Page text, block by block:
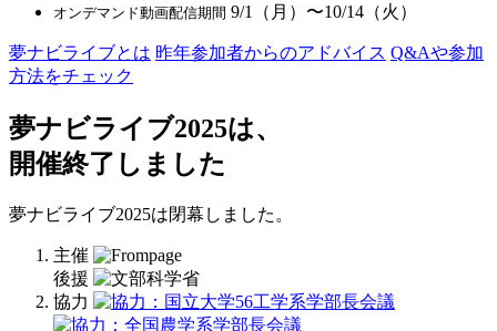
オンデマンド動画配信期間 9/1（月）〜10/14（火）
夢ナビライブとは 昨年参加者からのアドバイス Q&Aや参加
方法をチェック
夢ナビライブ2025は、
開催終了しました
夢ナビライブ2025は閉幕しました。
主催
後援
協力